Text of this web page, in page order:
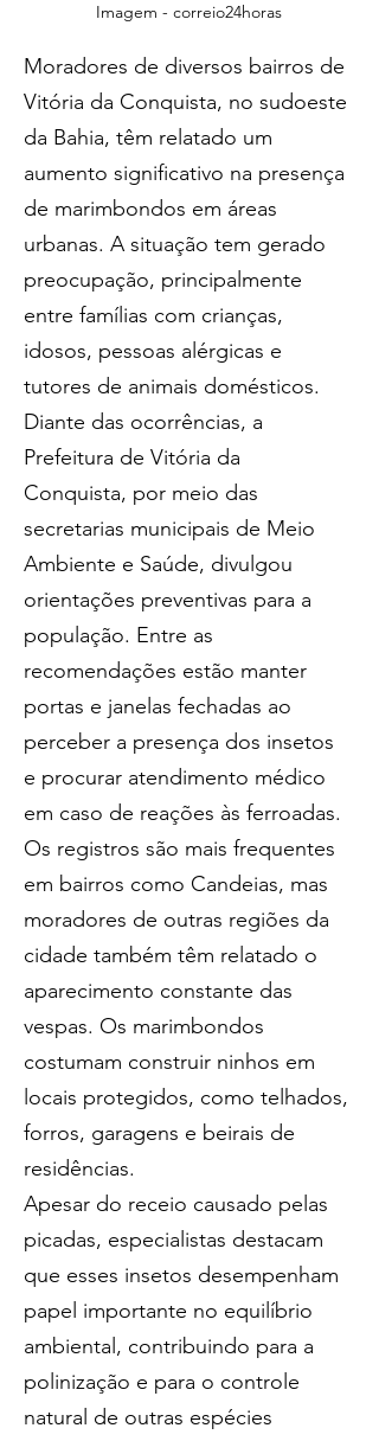
Imagem - correio24horas
Moradores de diversos bairros de
Vitória da Conquista, no sudoeste
da Bahia, têm relatado um
aumento significativo na presença
de marimbondos em áreas
urbanas. A situação tem gerado
preocupação, principalmente
entre famílias com crianças,
idosos, pessoas alérgicas e
tutores de animais domésticos.
Diante das ocorrências, a
Prefeitura de Vitória da
Conquista, por meio das
secretarias municipais de Meio
Ambiente e Saúde, divulgou
orientações preventivas para a
população. Entre as
recomendações estão manter
portas e janelas fechadas ao
perceber a presença dos insetos
e procurar atendimento médico
em caso de reações às ferroadas.
Os registros são mais frequentes
em bairros como Candeias, mas
moradores de outras regiões da
cidade também têm relatado o
aparecimento constante das
vespas. Os marimbondos
costumam construir ninhos em
locais protegidos, como telhados,
forros, garagens e beirais de
residências.
Apesar do receio causado pelas
picadas, especialistas destacam
que esses insetos desempenham
papel importante no equilíbrio
ambiental, contribuindo para a
polinização e para o controle
natural de outras espécies